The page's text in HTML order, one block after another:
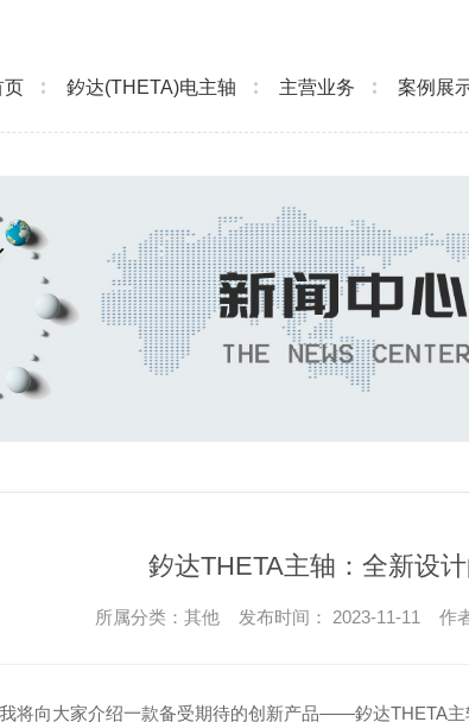
页 釸达(THETA)电主轴 主营业务 案例展
釸达THETA主轴：全新设
所属分类：其他 发布时间： 2023-11-11 作
将向大家介绍一款备受期待的创新产品——釸达THETA主